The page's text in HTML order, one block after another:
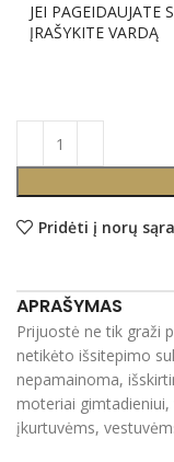
JEI PAGEIDAUJATE
ĮRAŠYKITE VARDĄ
Pridėti į norų
APRAŠYMAS
Prijuostė ne tik graži
netikėto išsitepimo
nepamainoma,
moteriai
įkurtuvėms,